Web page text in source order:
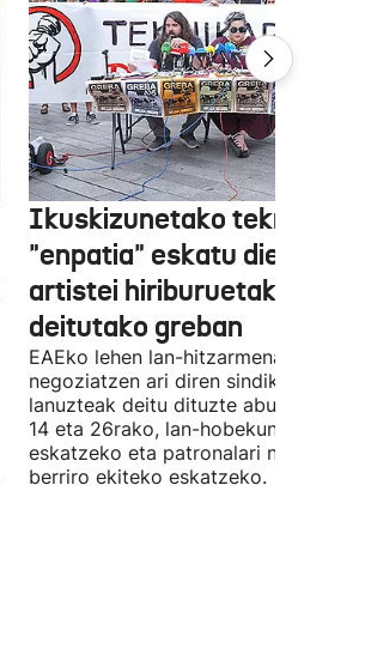
Ikuskizunetako teknikariek
"enpatia" eskatu diete
artistei hiriburuetako
deitutako greban
EAEko lehen lan-hitzarmena
negoziatzen ari diren sindikatuek
lanuzteak deitu dituzte abuztuaren 5,
14 eta 26rako, lan-hobekuntzak
eskatzeko eta patronalari
berriro ekiteko eskatzeko.